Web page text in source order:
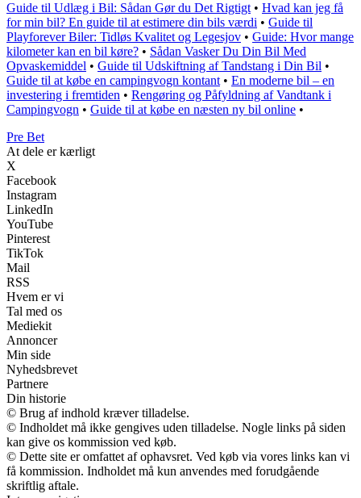
Guide til Udlæg i Bil: Sådan Gør du Det Rigtigt • Hvad kan jeg få
for min bil? En guide til at estimere din bils værdi • Guide til
Playforever Biler: Tidløs Kvalitet og Legesjov • Guide: Hvor mange
kilometer kan en bil køre? • Sådan Vasker Du Din Bil Med
Opvaskemiddel • Guide til Udskiftning af Tandstang i Din Bil •
Guide til at købe en campingvogn kontant • En moderne bil – en
investering i fremtiden • Rengøring og Påfyldning af Vandtank i
Campingvogn • Guide til at købe en næsten ny bil online •
Pre Bet
At dele er kærligt
X
Facebook
Instagram
LinkedIn
YouTube
Pinterest
TikTok
Mail
RSS
Hvem er vi
Tal med os
Mediekit
Annoncer
Min side
Nyhedsbrevet
Partnere
Din historie
© Brug af indhold kræver tilladelse.
© Indholdet må ikke gengives uden tilladelse. Nogle links på siden
kan give os kommission ved køb.
© Dette site er omfattet af ophavsret. Ved køb via vores links kan vi
få kommission. Indholdet må kun anvendes med forudgående
skriftlig aftale.